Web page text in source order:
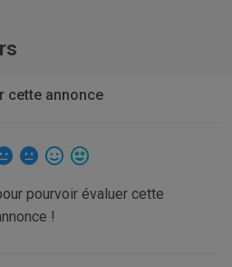
cette annonce
pourvoir évaluer cette
!